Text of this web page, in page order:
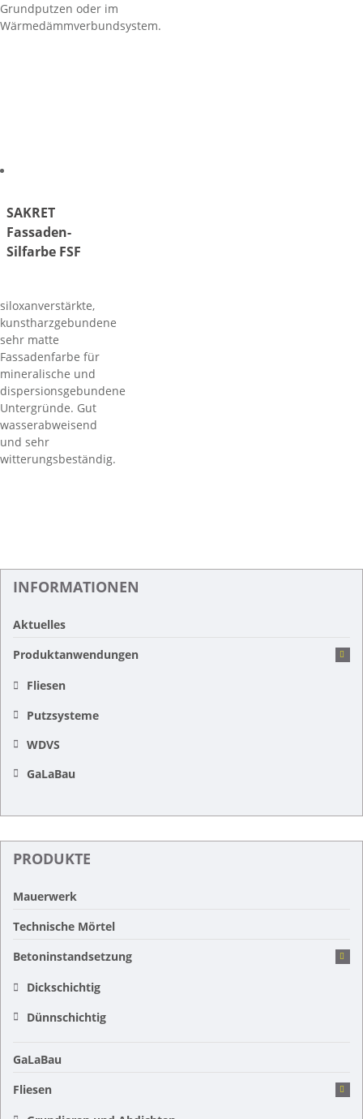
Grundputzen oder im
Wärmedämmverbundsystem.
SAKRET
Fassaden-
Silfarbe FSF
siloxanverstärkte,
kunstharzgebundene
sehr matte
Fassadenfarbe für
mineralische und
dispersionsgebundene
Untergründe. Gut
wasserabweisend
und sehr
witterungsbeständig.
INFORMATIONEN
Aktuelles
Produktanwendungen
Fliesen
Putzsysteme
WDVS
GaLaBau
PRODUKTE
Mauerwerk
Technische Mörtel
Betoninstandsetzung
Dickschichtig
Dünnschichtig
GaLaBau
Fliesen